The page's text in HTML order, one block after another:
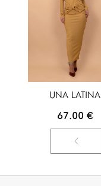
UNA LATINA
67.00 €